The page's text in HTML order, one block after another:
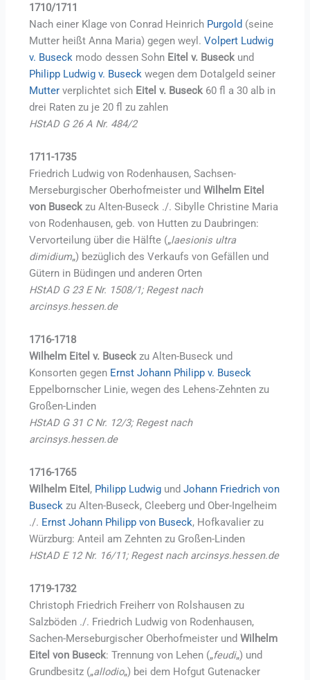
1710/1711
Nach einer Klage von Conrad Heinrich Purgold (seine
Mutter heißt Anna Maria) gegen weyl.Volpert Ludwig
v. Buseck modo dessen Sohn Eitel v. Buseck und
Philipp Ludwig v. Buseck wegen dem Dotalgeld seiner
Mutter verplichtet sich Eitel v. Buseck 60 fl a 30 alb in
drei Raten zu je 20 fl zu zahlen
HStAD G 26 A Nr. 484/2
1711-1735
Friedrich Ludwig von Rodenhausen, Sachsen-
Merseburgischer Oberhofmeister undWilhelm Eitel
von Buseck zu Alten-Buseck ./. Sibylle Christine Maria
von Rodenhausen, geb. von Hutten zu Daubringen:
Vervorteilung über die Hälfte („laesionis ultra
dimidium„) bezüglich des Verkaufs von Gefällen und
Gütern in Büdingen und anderen Orten
HStAD G 23 E Nr. 1508/1; Regest nach
arcinsys.hessen.de
1716-1718
Wilhelm Eitel v. Buseck zu Alten-Buseck und
Konsorten gegen Ernst Johann Philipp v. Buseck
Eppelbornscher Linie, wegen des Lehens-Zehnten zu
Großen-Linden
HStAD G 31 C Nr. 12/3; Regest nach
arcinsys.hessen.de
1716-1765
Wilhelm Eitel , Philipp Ludwig undJohann Friedrich von
Buseck zu Alten-Buseck, Cleeberg und Ober-Ingelheim
./. Ernst Johann Philipp von Buseck, Hofkavalier zu
Würzburg: Anteil am Zehnten zu Großen-Linden
HStAD E 12 Nr. 16/11; Regest nach arcinsys.hessen.de
1719-1732
Christoph Friedrich Freiherr von Rolshausen zu
Salzböden ./. Friedrich Ludwig von Rodenhausen,
Sachen-Merseburgischer Oberhofmeister undWilhelm
Eitel von Buseck: Trennung von Lehen („feudi„) und
Grundbesitz („allodio„) bei dem Hofgut Gutenacker